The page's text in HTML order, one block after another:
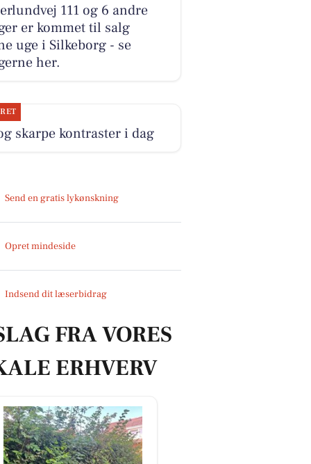
111 og 6 andre
er kommet til salg
uge i Silkeborg - se
her.
skarpe kontraster i dag
Send en gratis lykønskning
Opret mindeside
Indsend dit læserbidrag
FRA VORES
ERHVERV